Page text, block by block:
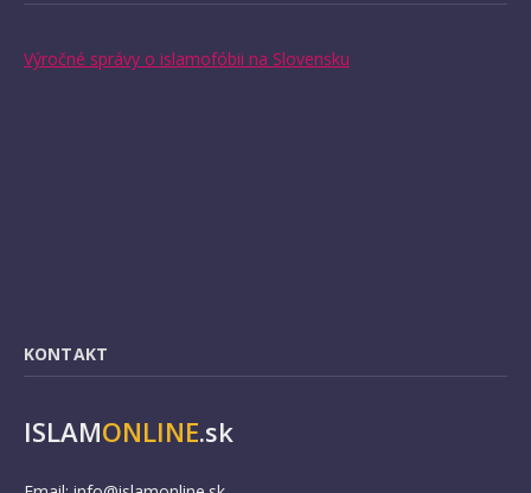
Výročné správy o islamofóbii na Slovensku
KONTAKT
ISLAMONLINE.sk